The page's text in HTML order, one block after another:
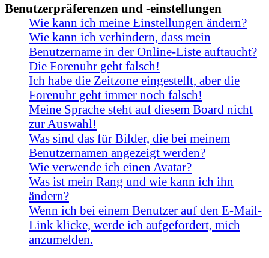
Benutzerpräferenzen und -einstellungen
Wie kann ich meine Einstellungen ändern?
Wie kann ich verhindern, dass mein
Benutzername in der Online-Liste auftaucht?
Die Forenuhr geht falsch!
Ich habe die Zeitzone eingestellt, aber die
Forenuhr geht immer noch falsch!
Meine Sprache steht auf diesem Board nicht
zur Auswahl!
Was sind das für Bilder, die bei meinem
Benutzernamen angezeigt werden?
Wie verwende ich einen Avatar?
Was ist mein Rang und wie kann ich ihn
ändern?
Wenn ich bei einem Benutzer auf den E-Mail-
Link klicke, werde ich aufgefordert, mich
anzumelden.